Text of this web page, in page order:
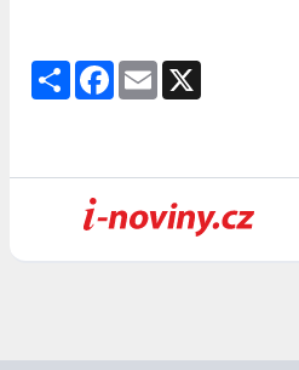
Share Facebook
Email